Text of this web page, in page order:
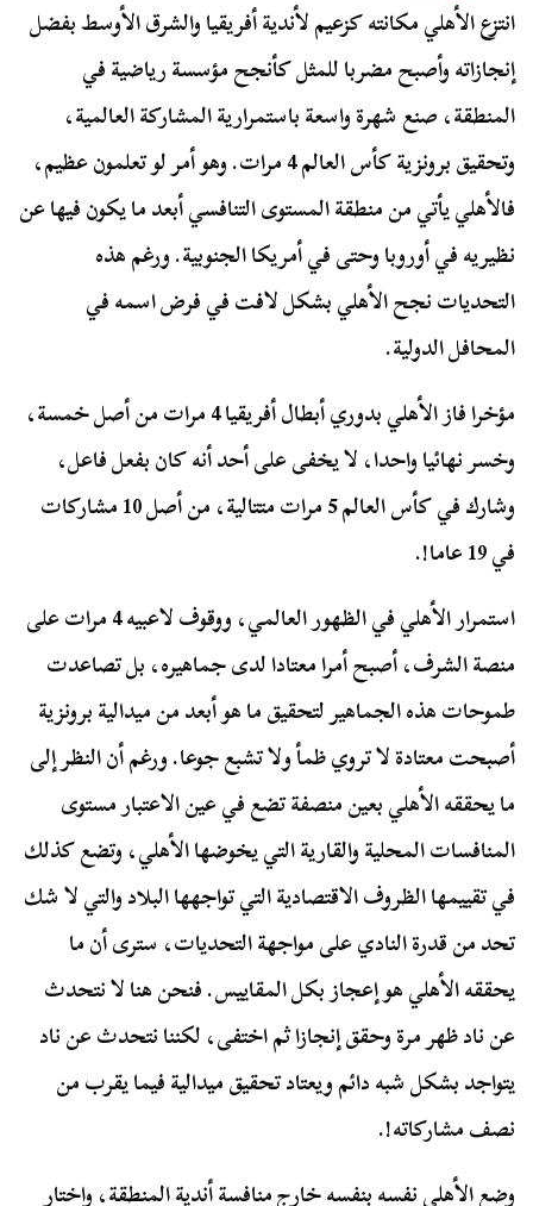
انتزع الأهلي مكانته كزعيم لأندية أفريقيا والشرق الأوسط بفضل
إنجازاته وأصبح مضربا للمثل كأنجح مؤسسة رياضية في
المنطقة، صنع شهرة واسعة باستمرارية المشاركة العالمية،
وتحقيق برونزية كأس العالم 4 مرات. وهو أمر لو تعلمون عظيم،
فالأهلي يأتي من منطقة المستوى التنافسي أبعد ما يكون فيها عن
نظيريه في أوروبا وحتى في أمريكا الجنوبية. ورغم هذه
التحديات نجح الأهلي بشكل لافت في فرض اسمه في
المحافل الدولية.
مؤخرا فاز الأهلي بدوري أبطال أفريقيا 4 مرات من أصل خمسة،
وخسر نهائيا واحدا، لا يخفى على أحد أنه كان بفعل فاعل،
وشارك في كأس العالم 5 مرات متتالية، من أصل 10 مشاركات
في 19 عاما!.
استمرار الأهلي في الظهور العالمي، ووقوف لاعبيه 4 مرات على
منصة الشرف، أصبح أمرا معتادا لدى جماهيره، بل تصاعدت
طموحات هذه الجماهير لتحقيق ما هو أبعد من ميدالية برونزية
أصبحت معتادة لا تروي ظمأ ولا تشبع جوعا. ورغم أن النظر إلى
ما يحققه الأهلي بعين منصفة تضع في عين الاعتبار مستوى
المنافسات المحلية والقارية التي يخوضها الأهلي، وتضع كذلك
في تقييمها الظروف الاقتصادية التي تواجهها البلاد والتي لا شك
تحد من قدرة النادي على مواجهة التحديات، سترى أن ما
يحققه الأهلي هو إعجاز بكل المقاييس. فنحن هنا لا نتحدث
عن ناد ظهر مرة وحقق إنجازا ثم اختفى، لكننا نتحدث عن ناد
يتواجد بشكل شبه دائم ويعتاد تحقيق ميدالية فيما يقرب من
نصف مشاركاته!.
وضع الأهلي نفسه بنفسه خارج منافسة أندية المنطقة، واختار